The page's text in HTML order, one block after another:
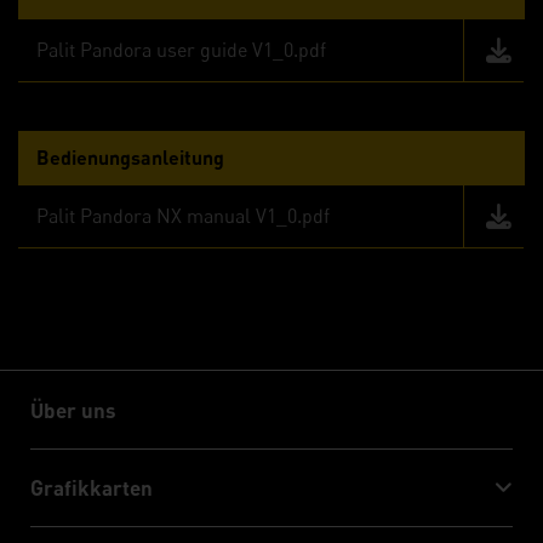
Palit Pandora user guide V1_0.pdf
Bedienungsanleitung
Palit Pandora NX manual V1_0.pdf
Über uns
Grafikkarten